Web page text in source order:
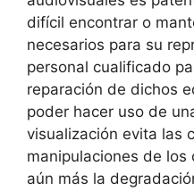
difícil encontrar o
necesarios para su
personal cualificado
reparación de dichos
poder hacer uso de
visualización evita las
manipulaciones de los
aún más la